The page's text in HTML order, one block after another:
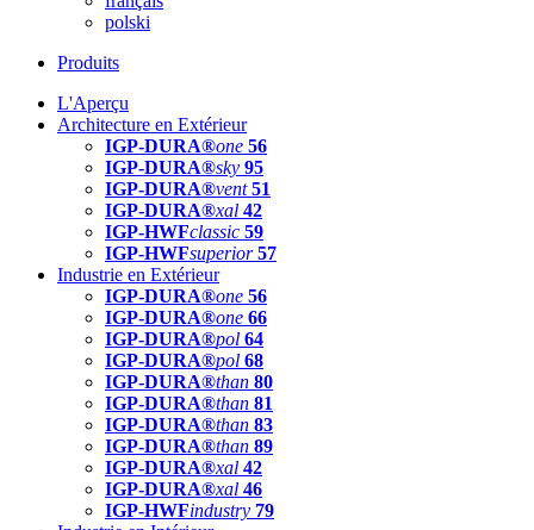
polski
Produits
L'Aperçu
Architecture en Extérieur
IGP-DURA®one 56
IGP-DURA®sky 95
IGP-DURA®vent 51
IGP-DURA®xal 42
IGP-HWFclassic 59
IGP-HWFsuperior 57
Industrie en Extérieur
IGP-DURA®one 56
IGP-DURA®one 66
IGP-DURA®pol 64
IGP-DURA®pol 68
IGP-DURA®than 80
IGP-DURA®than 81
IGP-DURA®than 83
IGP-DURA®than 89
IGP-DURA®xal 42
IGP-DURA®xal 46
IGP-HWFindustry 79